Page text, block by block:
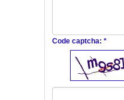
Code captcha: *